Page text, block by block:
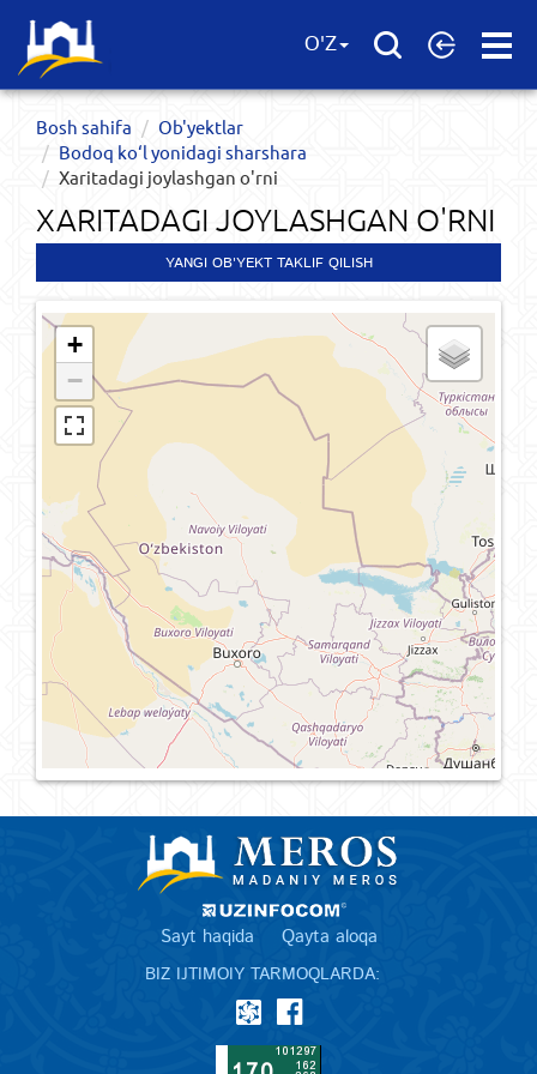
Open
O'Z
Bosh sahifa
Ob'yektlar​
Bodoq ko‘l yonidagi sharshara
Xaritadagi joylashgan o'rni
XARITADAGI JOYLASHGAN O'RNI
YANGI OB'YEKT TAKLIF QILISH
+
−
Sayt haqida Qayta aloqa
BIZ IJTIMOIY TARMOQLARDA: